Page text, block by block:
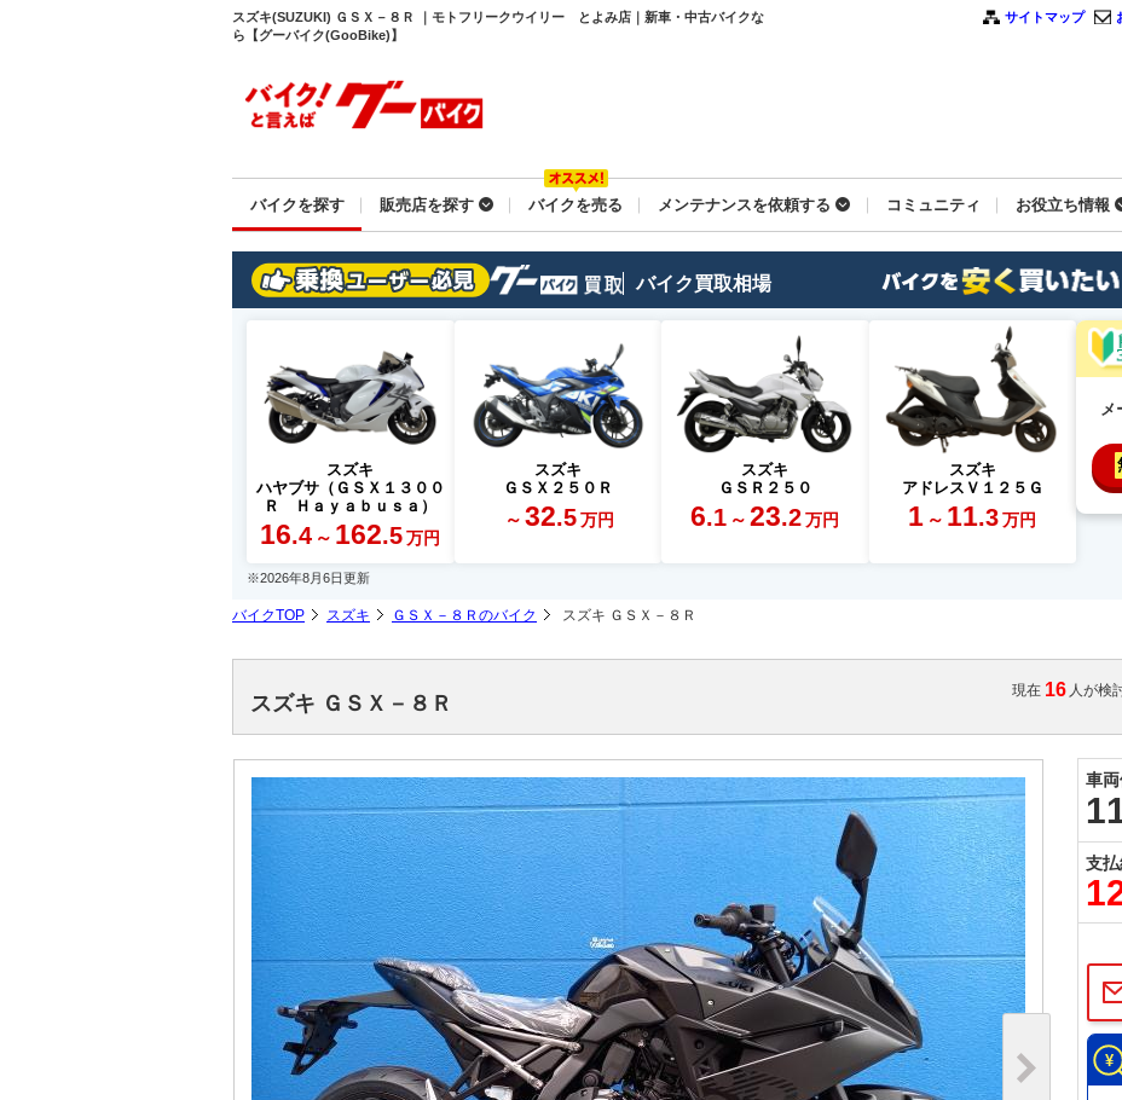
スズキ(SUZUKI) ＧＳＸ－８Ｒ ｜モトフリークウイリー とよみ店｜新車・中古バイクな
ら【グーバイク(GooBike)】
サイトマップ
バイクを探す 販売店を探す バイクを売る メンテナンスを依頼する コミュニティ お役立ち情報
バイク買取相場
スズキ
ハヤブサ（ＧＳＸ１３００
Ｒ Ｈａｙａｂｕｓａ）
16.4 ～ 162.5 万円
スズキ
ＧＳＸ２５０Ｒ
～ 32.5 万円
スズキ
ＧＳＲ２５０
6.1 ～ 23.2 万円
スズキ
アドレスＶ１２５Ｇ
1 ～ 11.3 万円
メ
※2026年8月6日更新
バイクTOP スズキ ＧＳＸ－８Ｒのバイク スズキ ＧＳＸ－８Ｒ
現在 16 人が検
スズキ ＧＳＸ－８Ｒ
車
支